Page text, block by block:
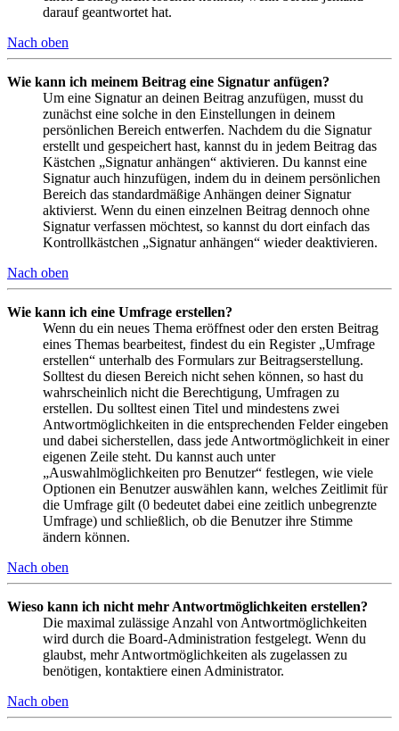
darauf geantwortet hat.
Nach oben
Wie kann ich meinem Beitrag eine Signatur anfügen?
Um eine Signatur an deinen Beitrag anzufügen, musst du
zunächst eine solche in den Einstellungen in deinem
persönlichen Bereich entwerfen. Nachdem du die Signatur
erstellt und gespeichert hast, kannst du in jedem Beitrag das
Kästchen „Signatur anhängen“ aktivieren. Du kannst eine
Signatur auch hinzufügen, indem du in deinem persönlichen
Bereich das standardmäßige Anhängen deiner Signatur
aktivierst. Wenn du einen einzelnen Beitrag dennoch ohne
Signatur verfassen möchtest, so kannst du dort einfach das
Kontrollkästchen „Signatur anhängen“ wieder deaktivieren.
Nach oben
Wie kann ich eine Umfrage erstellen?
Wenn du ein neues Thema eröffnest oder den ersten Beitrag
eines Themas bearbeitest, findest du ein Register „Umfrage
erstellen“ unterhalb des Formulars zur Beitragserstellung.
Solltest du diesen Bereich nicht sehen können, so hast du
wahrscheinlich nicht die Berechtigung, Umfragen zu
erstellen. Du solltest einen Titel und mindestens zwei
Antwortmöglichkeiten in die entsprechenden Felder eingeben
und dabei sicherstellen, dass jede Antwortmöglichkeit in einer
eigenen Zeile steht. Du kannst auch unter
„Auswahlmöglichkeiten pro Benutzer“ festlegen, wie viele
Optionen ein Benutzer auswählen kann, welches Zeitlimit für
die Umfrage gilt (0 bedeutet dabei eine zeitlich unbegrenzte
Umfrage) und schließlich, ob die Benutzer ihre Stimme
ändern können.
Nach oben
Wieso kann ich nicht mehr Antwortmöglichkeiten erstellen?
Die maximal zulässige Anzahl von Antwortmöglichkeiten
wird durch die Board-Administration festgelegt. Wenn du
glaubst, mehr Antwortmöglichkeiten als zugelassen zu
benötigen, kontaktiere einen Administrator.
Nach oben